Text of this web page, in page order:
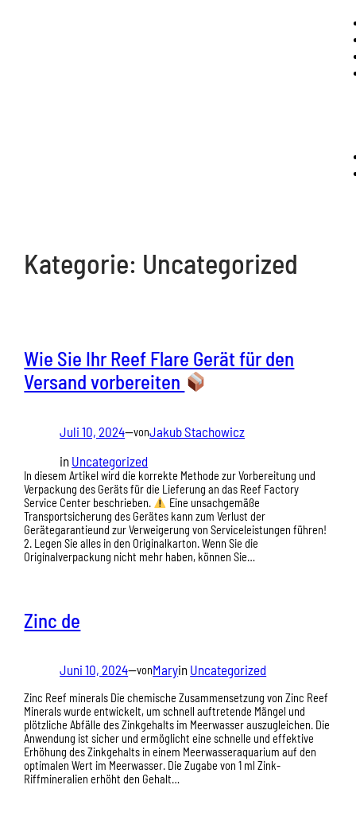
Kategorie: Uncategorized
Wie Sie Ihr Reef Flare Gerät für den
Versand vorbereiten
Juli 10, 2024—vonJakub Stachowicz
in Uncategorized
In diesem Artikel wird die korrekte Methode zur Vorbereitung und
Verpackung des Geräts für die Lieferung an das Reef Factory
Service Center beschrieben.
Eine unsachgemäße
Transportsicherung des Gerätes kann zum Verlust der
Gerätegarantieund zur Verweigerung von Serviceleistungen führen!
2. Legen Sie alles in den Originalkarton. Wenn Sie die
Originalverpackung nicht mehr haben, können Sie…
Zinc de
Juni 10, 2024—vonMaryin Uncategorized
Zinc Reef minerals Die chemische Zusammensetzung von Zinc Reef
Minerals wurde entwickelt, um schnell auftretende Mängel und
plötzliche Abfälle des Zinkgehalts im Meerwasser auszugleichen. Die
Anwendung ist sicher und ermöglicht eine schnelle und effektive
Erhöhung des Zinkgehalts in einem Meerwasseraquarium auf den
optimalen Wert im Meerwasser. Die Zugabe von 1 ml Zink-
Riffmineralien erhöht den Gehalt…